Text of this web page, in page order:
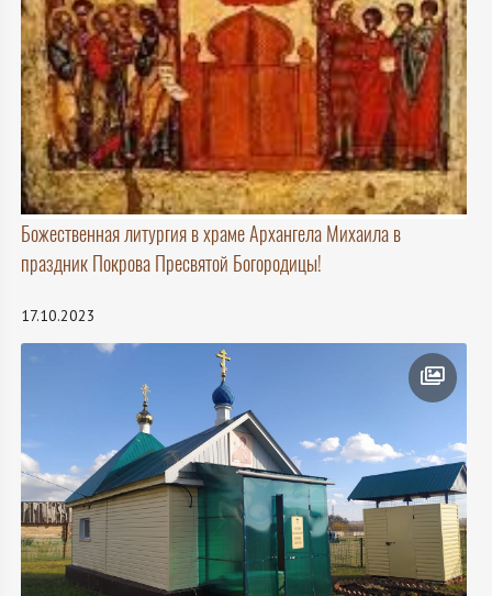
Божественная литургия в храме Архангела Михаила в
праздник Покрова Пресвятой Богородицы!
17.10.2023